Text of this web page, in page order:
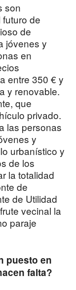
son
de
de
jóvenes y
en
entre 350 € y
y renovable.
que
privado.
las personas
y
urbanístico y
de los
la totalidad
de
de Utilidad
vecinal la
paraje
puesto en
falta?